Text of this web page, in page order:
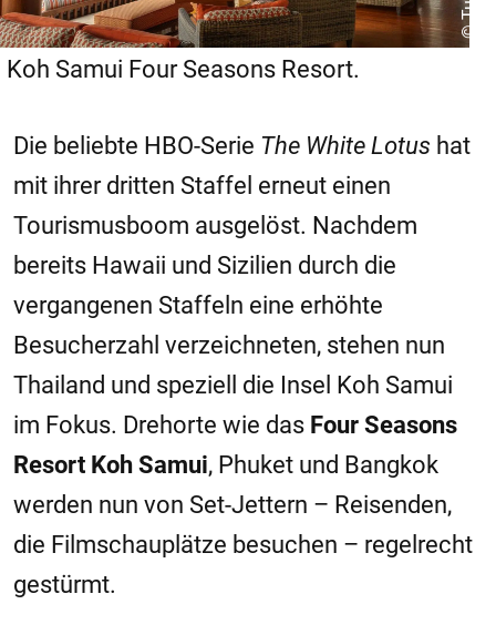
© Tui
Koh Samui Four Seasons Resort.
Die beliebte HBO-Serie The White Lotus hat
mit ihrer dritten Staffel erneut einen
Tourismusboom ausgelöst. Nachdem
bereits Hawaii und Sizilien durch die
vergangenen Staffeln eine erhöhte
Besucherzahl verzeichneten, stehen nun
Thailand und speziell die Insel Koh Samui
im Fokus. Drehorte wie das Four Seasons
Resort Koh Samui, Phuket und Bangkok
werden nun von Set-Jettern – Reisenden,
die Filmschauplätze besuchen – regelrecht
gestürmt.